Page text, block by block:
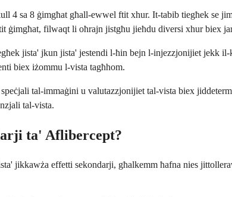
4 sa 8 ġimgħat għall-ewwel ftit xhur. It-tabib tiegħek se
ġimgħat, filwaqt li oħrajn jistgħu jieħdu diversi xhur biex
jista' jkun jista' jestendi l-ħin bejn l-injezzjonijiet jekk
biex iżommu l-vista tagħhom.
tal-immaġini u valutazzjonijiet tal-vista biex
tal-vista.
ta' Aflibercept?
jikkawża effetti sekondarji, għalkemm ħafna nies